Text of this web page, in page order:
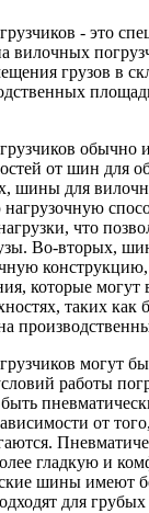
- это
вилочных
грузов в
обычно
от шин для
шины для
что
Во-вторых,
которые могут
таких
могут
работы
от
гладкую и
шины имеют
для грубых